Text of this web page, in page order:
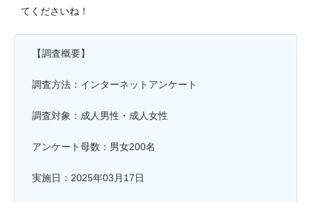
てくださいね！
【調査概要】
調査方法：インターネットアンケート
調査対象：成人男性・成人女性
アンケート母数：男女200名
実施日：2025年03月17日